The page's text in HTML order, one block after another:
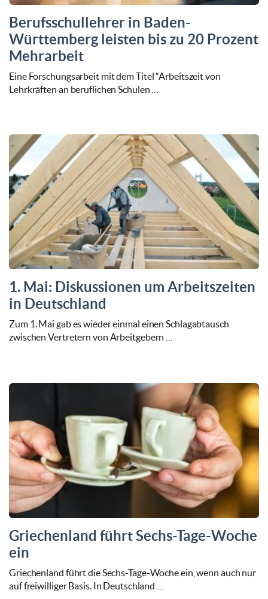
Berufsschullehrer in Baden-
Württemberg leisten bis zu 20 Prozent
Mehrarbeit
Eine Forschungsarbeit mit dem Titel “Arbeitszeit von
Lehrkräften an beruflichen Schulen …
1. Mai: Diskussionen um Arbeitszeiten
in Deutschland
Zum 1. Mai gab es wieder einmal einen Schlagabtausch
zwischen Vertretern von Arbeitgebern …
Griechenland führt Sechs-Tage-Woche
ein
Griechenland führt die Sechs-Tage-Woche ein, wenn auch nur
auf freiwilliger Basis. In Deutschland …